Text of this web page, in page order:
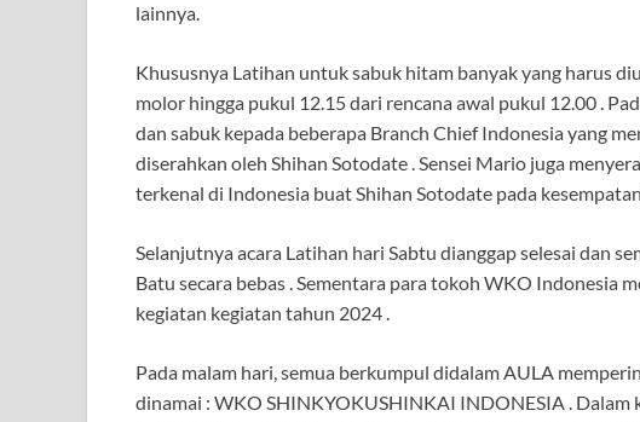
lainnya.
Khususnya Latihan untuk sabuk hitam banyak yang harus
molor hingga pukul 12.15 dari rencana awal pukul 12.00 .
dan sabuk kepada beberapa Branch Chief Indonesia yang
diserahkan oleh Shihan Sotodate . Sensei Mario juga
terkenal di Indonesia buat Shihan Sotodate pada
Selanjutnya acara Latihan hari Sabtu dianggap selesai dan
Batu secara bebas . Sementara para tokoh WKO Indonesia
kegiatan kegiatan tahun 2024 .
Pada malam hari, semua berkumpul didalam AULA
dinamai : WKO SHINKYOKUSHINKAI INDONESIA . Dalam